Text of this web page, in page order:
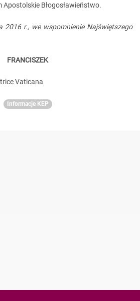
Apostolskie Błogosławieństwo.
2016 r., we wspomnienie Najświętszego
FRANCISZEK
Vaticana
Informacje KEP